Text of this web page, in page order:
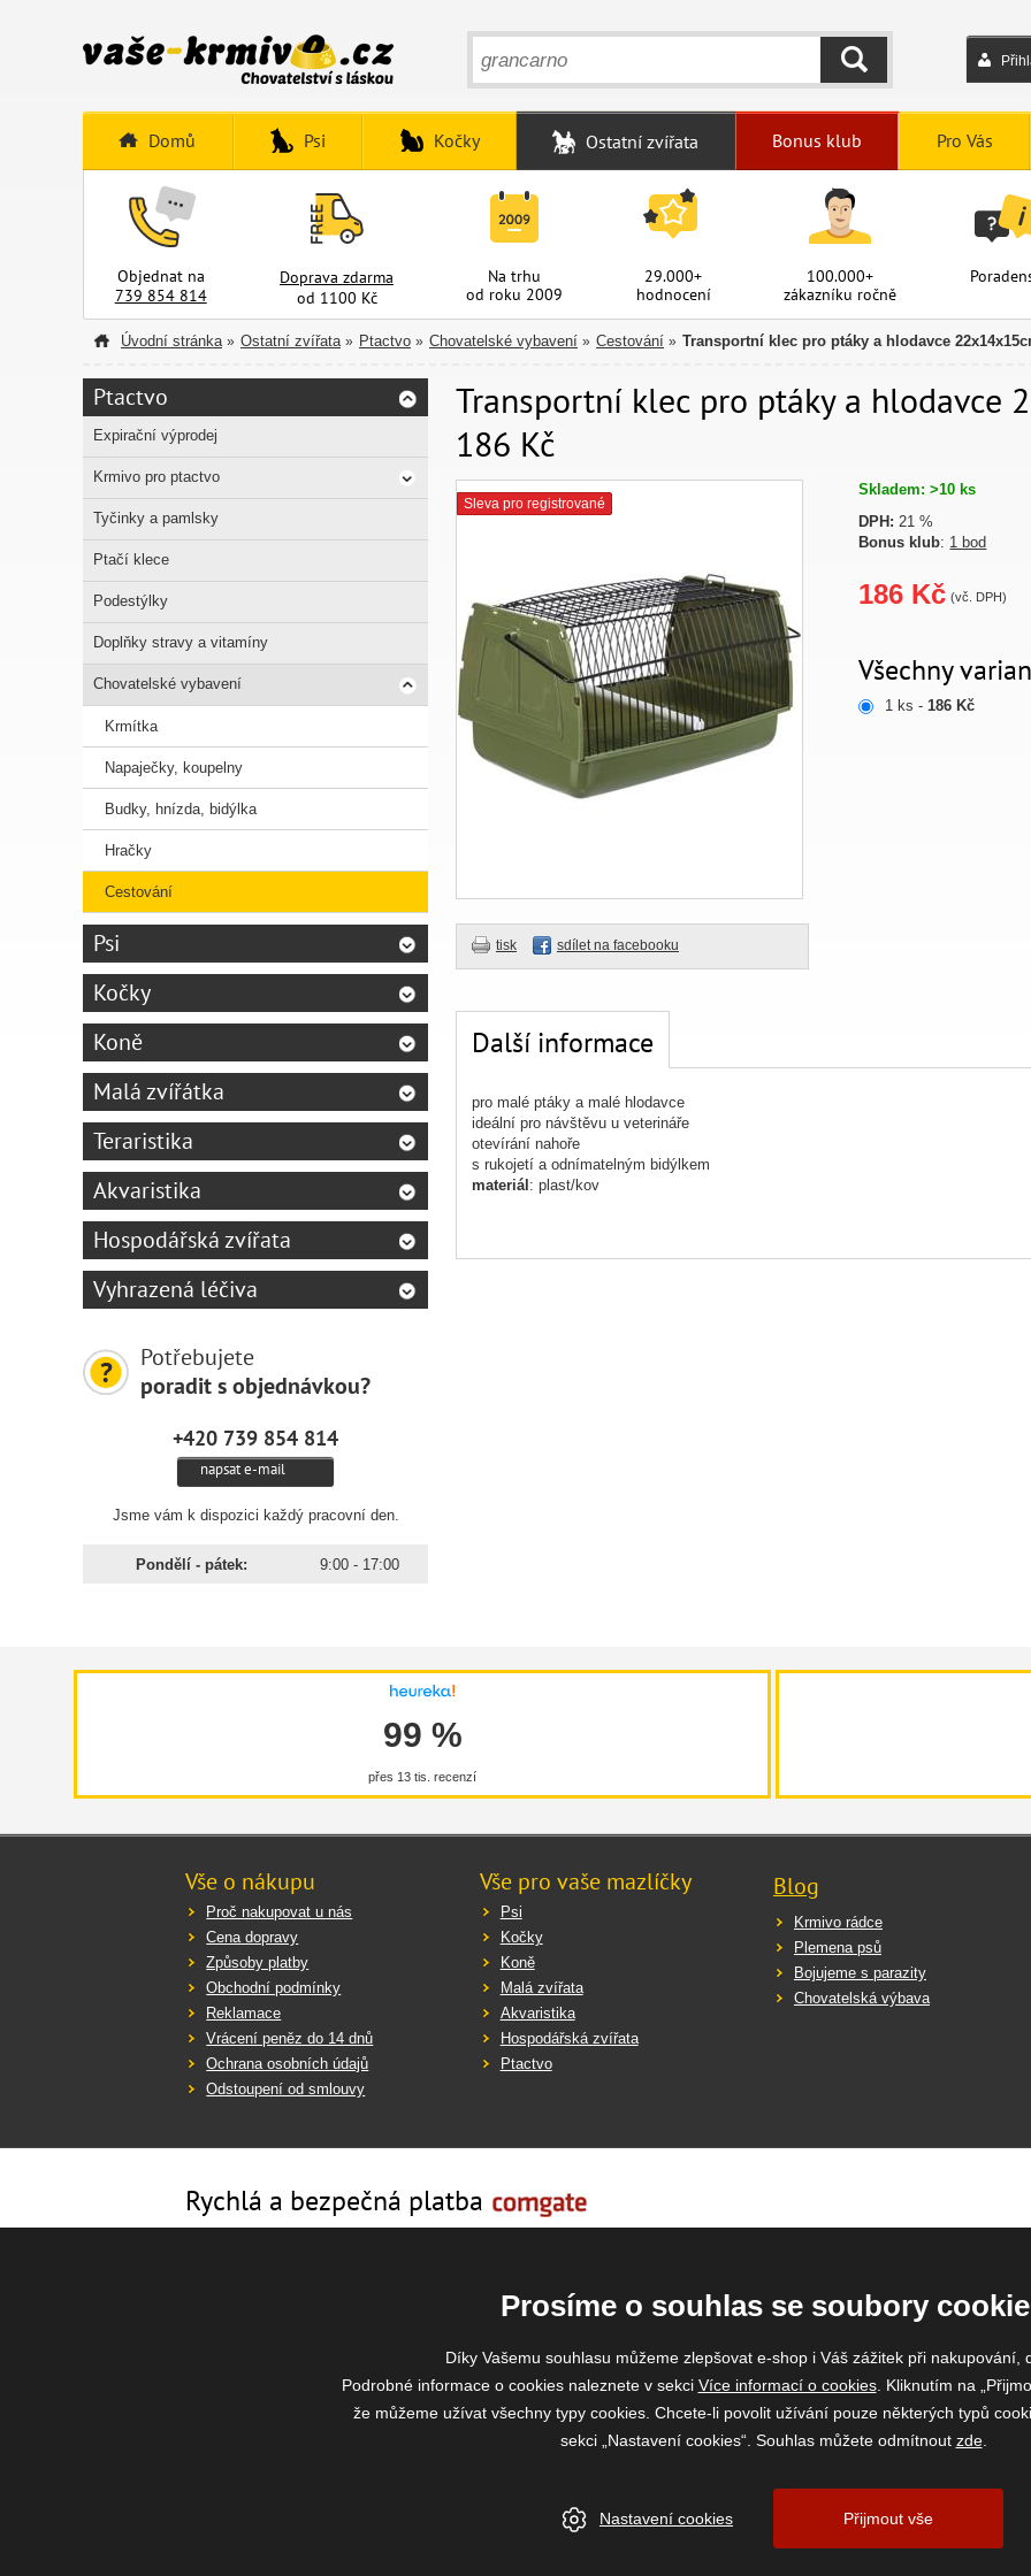
HLEDAT
Domů Psi Kočky Ostatní zvířata Bonus klub Pro Vás
Objednat na
739 854 814
Doprava zdarma
od 1100 Kč
Na trhu
od roku 2009
29.000+
hodnocení
100.000+
zákazníku ročně
Úvodní stránka » Ostatní zvířata » Ptactvo » Chovatelské vybavení » Cestování » Transportní klec pro ptáky a hlodavce
Transportní klec pro ptáky a hlodavce
186 Kč
Sleva pro registrované
tisk sdílet na facebooku
Skladem: >10 ks
DPH: 21 %
Bonus klub: 1 bod
186 Kč (vč. DPH)
Všechny
1 ks -186 Kč
Další informace
pro malé ptáky a malé hlodavce
ideální pro návštěvu u veterináře
otevírání nahoře
s rukojetí a odnímatelným bidýlkem
materiál : plast/kov
Ptactvo
Expirační výprodej
Krmivo pro ptactvo
Tyčinky a pamlsky
Ptačí klece
Podestýlky
Doplňky stravy a vitamíny
Chovatelské vybavení
Krmítka
Napaječky, koupelny
Budky, hnízda, bidýlka
Hračky
Cestování
Psi
Kočky
Koně
Malá zvířátka
Teraristika
Akvaristika
Hospodářská zvířata
Vyhrazená léčiva
Potřebujete
poradit s objednávkou?
+420 739 854 814
napsat e-mail
Jsme vám k dispozici každý pracovní den.
Pondělí - pátek: 9:00 - 17:00
99 %
přes 13 tis. recenzí
Vše o nákupu
Proč nakupovat u nás
Cena dopravy
Způsoby platby
Obchodní podmínky
Reklamace
Vrácení peněz do 14 dnů
Ochrana osobních údajů
Odstoupení od smlouvy
Vše pro vaše mazlíčky
Psi
Kočky
Koně
Malá zvířata
Akvaristika
Hospodářská zvířata
Ptactvo
Blog
Krmivo rádce
Plemena psů
Bojujeme s parazity
Chovatelská výbava
Rychlá a bezpečná platba
www.vase-krmivo.cz
- Tomáš Kroupa e-shop, Kanice 307, 664 01 Brno-venkov, IČ:
Prosíme o souhlas se soubory
Díky Vašemu souhlasu můžeme zlepšovat e-shop i Váš zážitek při nakupování,
Podrobné informace o cookies naleznete v sekci Více informací o cookies. Kliknutím na
že můžeme užívat všechny typy cookies. Chcete-li povolit užívání pouze některých typů
sekci „Nastavení cookies“. Souhlas můžete odmítnout zde.
Přijmout vše
Nastavení cookies